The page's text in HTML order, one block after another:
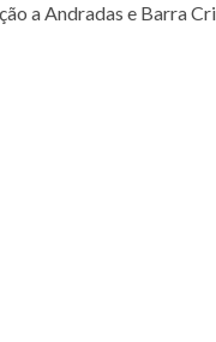
a Andradas e Barra